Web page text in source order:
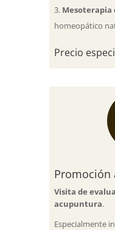
Mesoterapia
homeopático
Precio
Promoción
Visita de
acupuntura.
Especialmente